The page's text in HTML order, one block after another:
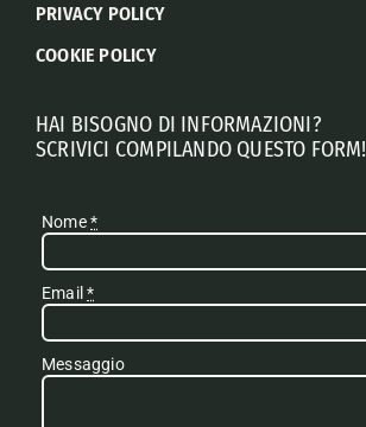
PRIVACY POLICY
COOKIE POLICY
HAI BISOGNO DI INFORMAZIONI?
SCRIVICI COMPILANDO QUESTO FORM!
Nome*
Email*
Messaggio